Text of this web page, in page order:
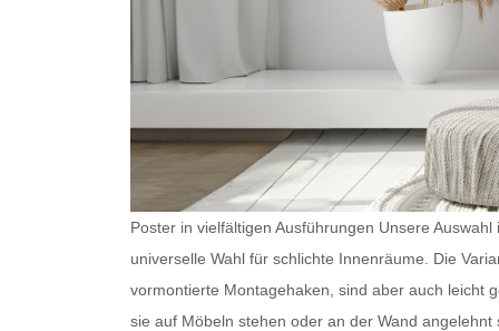
Poster in vielfältigen Ausführungen Unsere
universelle Wahl für schlichte Innenräume. Die
vormontierte Montagehaken, sind aber auch leicht
sie auf Möbeln stehen oder an der Wand